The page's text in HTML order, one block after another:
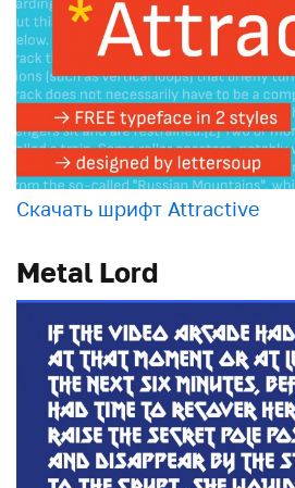
Скачать шрифт Attractive
Metal Lord